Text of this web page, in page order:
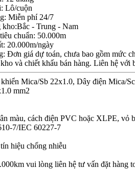
Lô/cuộn
Miễn phí 24/7
kho:Bắc - Trung - Nam
chuẩn: 50.000m
20.000m/ngày
Đơn giá dự toán, chưa bao gồm mức
và chiết khấu bán hàng. Liên hệ với
Mica/Sb 22x1.0, Dây điện Mica/
mm2
màu, cách điện PVC hoặc XLPE,
7/IEC 60227-7
hiệu chống nhiễu
vui lòng liên hệ tư vấn đặt hàng